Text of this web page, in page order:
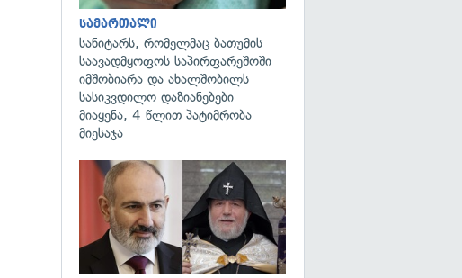
სამართალი
სანიტარს, რომელმაც ბათუმის
საავადმყოფოს საპირფარეშოში
იმშობიარა და ახალშობილს
სასიკვდილო დაზიანებები
მიაყენა, 4 წლით პატიმრობა
მიესაჯა